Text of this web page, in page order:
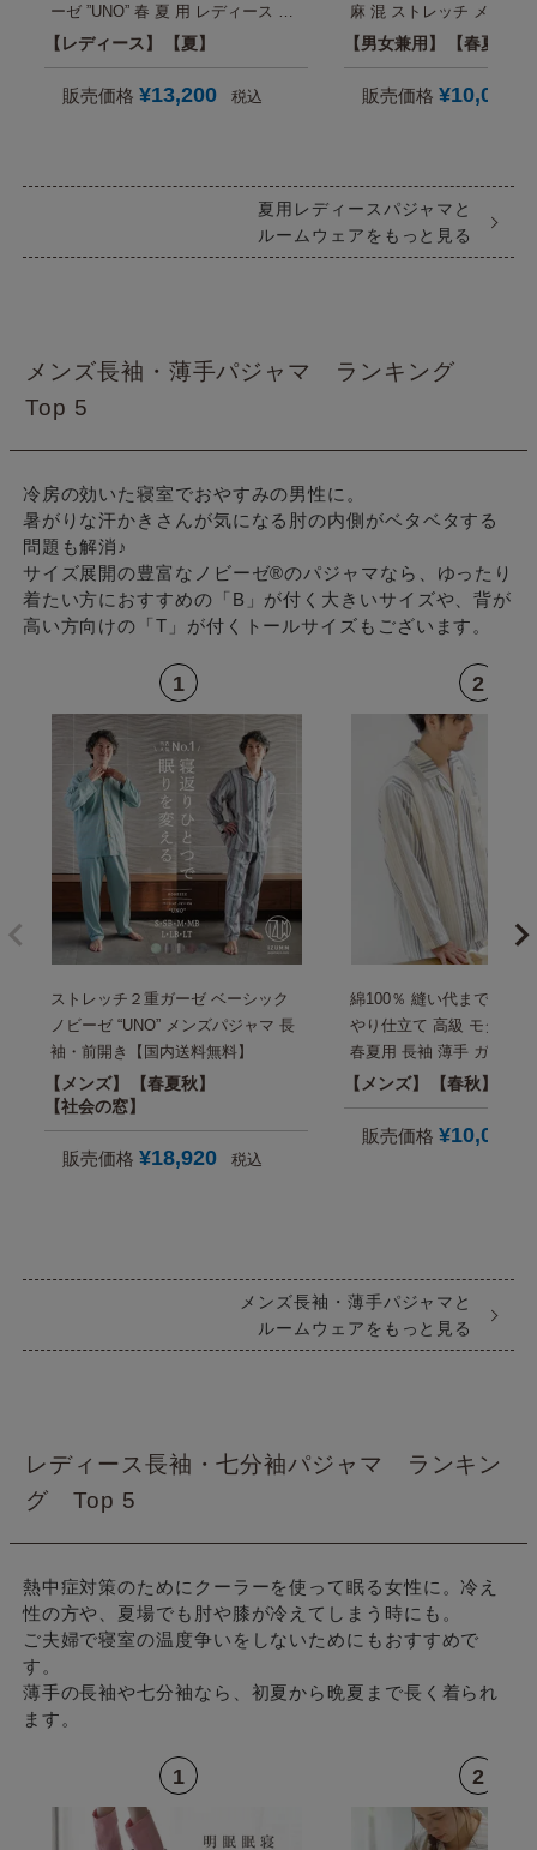
ーゼ ”UNO” 春 夏 用 レディース パ
ジャマ・半袖(七分袖)・前開き 旅行
入院 母親 誕生日プレゼント にも
【国内送料無料】
レディース 夏
販売価格 ¥13,200 税込
麻 混 ストレッチ メンズ
ス 半袖 夏 おしゃれ パジ
タイム セットアップ 男性
日プレゼント にも【国内
男女兼用 春夏秋
販売価格 ¥10,000
夏用レディースパジャマと
ルームウェアをもっと見る
メンズ長袖・薄手パジャマ ランキング
Top 5
冷房の効いた寝室でおやすみの男性に。
暑がりな汗かきさんが気になる肘の内側がベタベタする
問題も解消♪
サイズ展開の豊富なノビーゼ®のパジャマなら、ゆったり
着たい方におすすめの「B」が付く大きいサイズや、背が
高い方向けの「T」が付くトールサイズもございます。
ストレッチ２重ガーゼ ベーシック
ノビーゼ “UNO” メンズパジャマ 長
袖・前開き【国内送料無料】
メンズ
春夏秋
社会の窓
販売価格 ¥18,920 税込
綿100％ 縫い代までもや
やり仕立て 高級 モダンス
春夏用 長袖 薄手 ガーゼ
メンズ 前開き/父 実用的
ト にも おすすめ【国内送
メンズ 春秋
販売価格 ¥10,000
メンズ長袖・薄手パジャマと
ルームウェアをもっと見る
レディース長袖・七分袖パジャマ ランキン
グ Top 5
熱中症対策のためにクーラーを使って眠る女性に。冷え
性の方や、夏場でも肘や膝が冷えてしまう時にも。
ご夫婦で寝室の温度争いをしないためにもおすすめで
す。
薄手の長袖や七分袖なら、初夏から晩夏まで長く着られ
ます。